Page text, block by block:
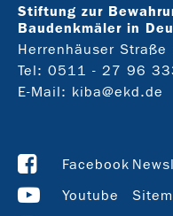
Stiftung zur
Baudenkmäler in
Herrenhäuser
Tel: 0511 - 27 96
E-Mail: kiba@ekd.de
Facebook
Youtube